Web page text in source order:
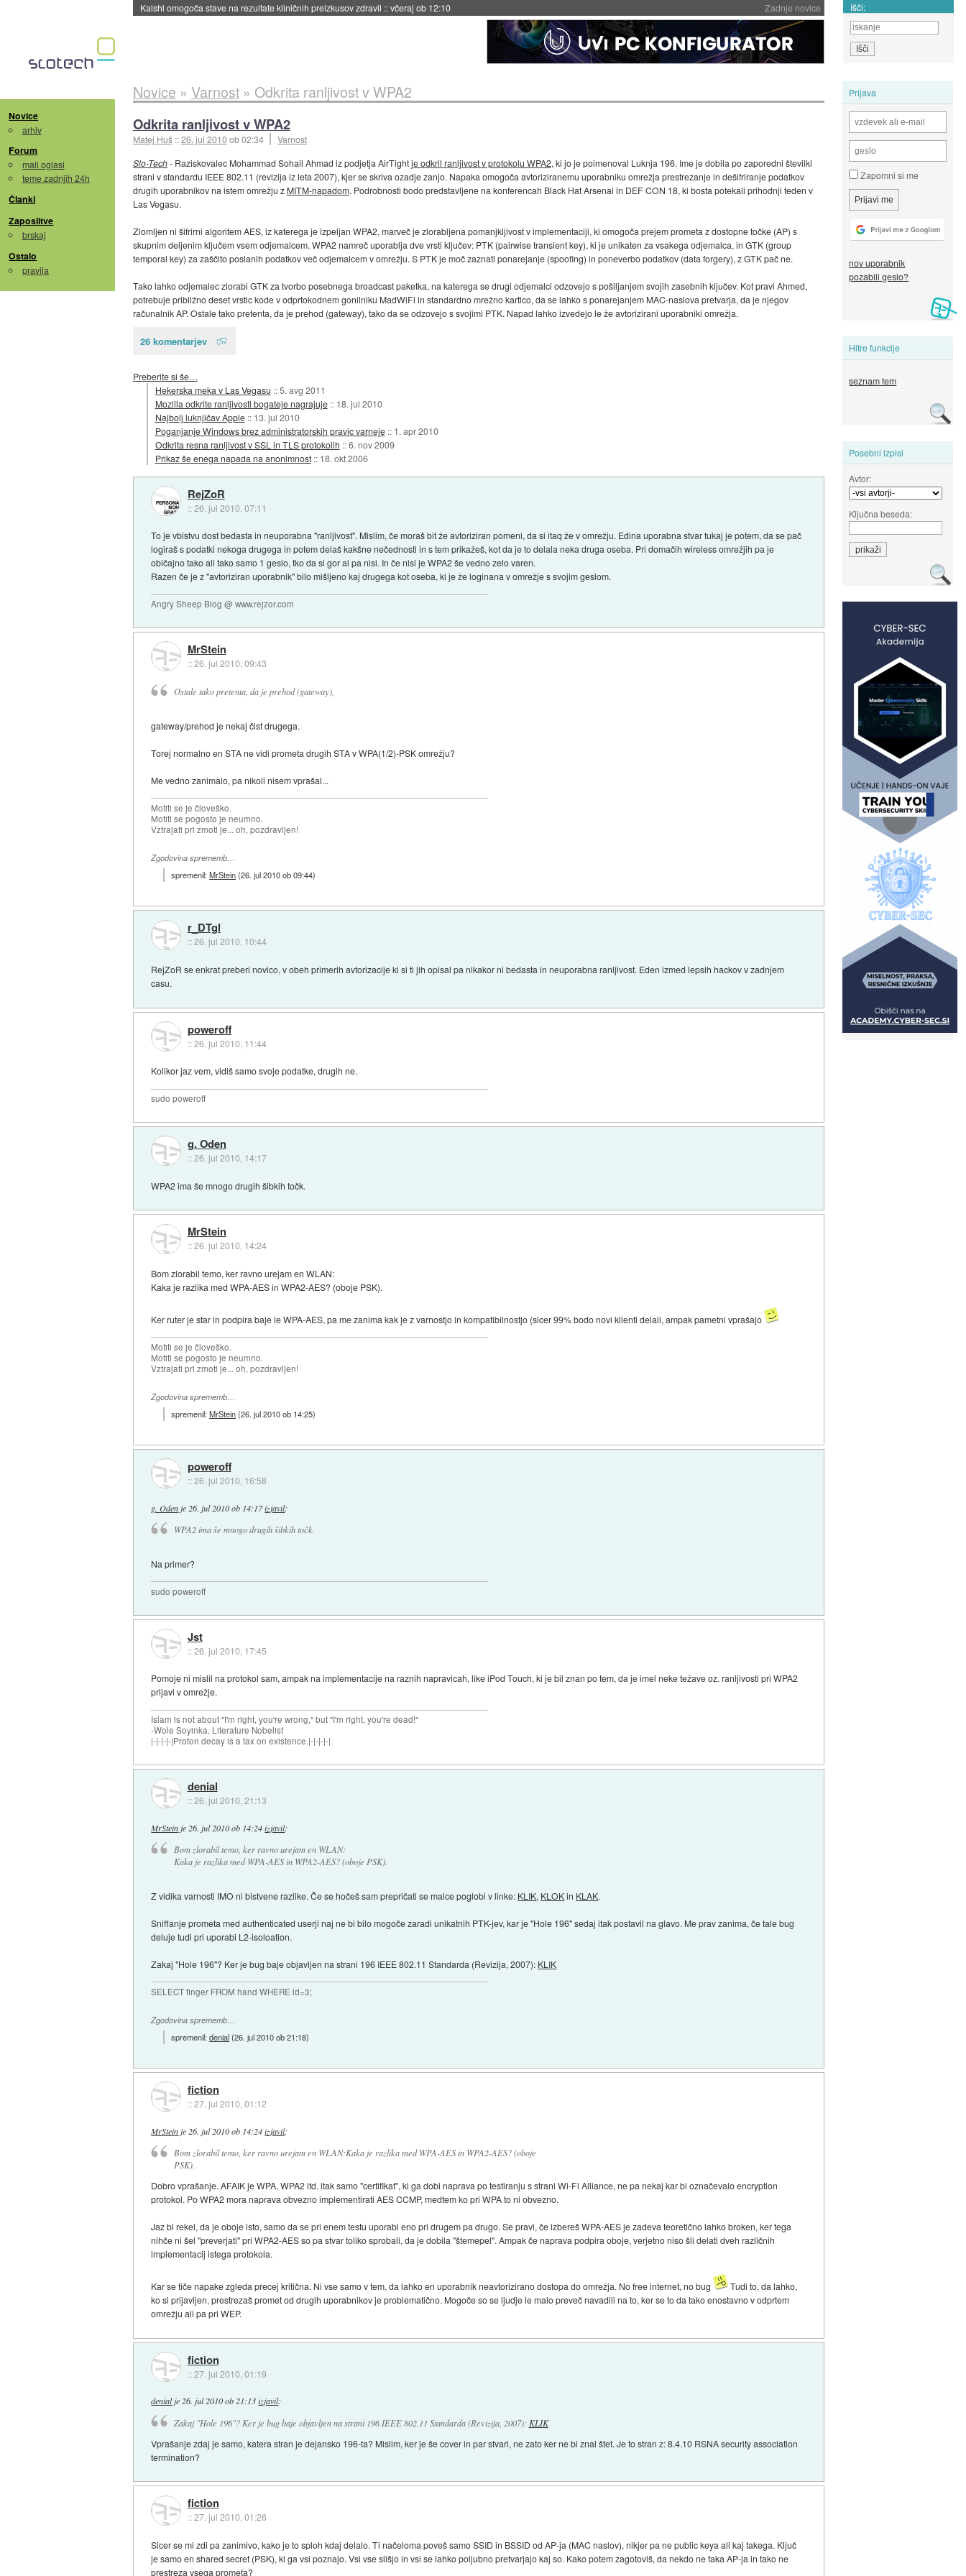
Zadnje novice
Sandisk že prodal več kot polovico SSD-jev za naslednji dve leti::včeraj ob 11:37 Išči:
Novice
arhiv
Forum
mali oglasi
teme zadnjih 24h
Članki
Zaposlitve
brskaj
Ostalo
pravila
Prijava
Zapomni si me
nov uporabnik
pozabili geslo?
Hitre funkcije
seznam tem
Posebni izpisi
Avtor:
Ključna beseda:
Novice » Varnost» Odkrita ranljivost v WPA2
Odkrita ranljivost v WPA2
Matej Huš ::26. jul 2010ob 02:34
Varnost
Slo-Tech- Raziskovalec Mohammad Sohail Ahmad iz podjetja AirTightje odkril ranljivost v protokolu WPA2, ki jo je poimenoval Luknja 196. Ime je dobila po zaporedni številki
strani v standardu IEEE 802.11 (revizija iz leta 2007), kjer se skriva ozadje zanjo. Napaka omogoča avtoriziranemu uporabniku omrežja prestrezanje in dešifriranje podatkov
drugih uporabnikov na istem omrežju z MITM-napadom. Podrobnosti bodo predstavljene na konferencah Black Hat Arsenal in DEF CON 18, ki bosta potekali prihodnji teden v
Las Vegasu.
Zlomljen ni šifrirni algoritem AES, iz katerega je izpeljan WPA2, marveč je zlorabljena pomanjkljivost v implementaciji, ki omogoča prejem prometa z dostopne točke (AP) s
skupnim deljenim ključem vsem odjemalcem. WPA2 namreč uporablja dve vrsti ključev: PTK (pairwise transient key), ki je unikaten za vsakega odjemalca, in GTK (group
temporal key) za zaščito poslanih podatkov več odjemalcem v omrežju. S PTK je moč zaznati ponarejanje (spoofing) in poneverbo podatkov (data forgery), z GTK pač ne.
Tako lahko odjemalec zlorabi GTK za tvorbo posebnega broadcast paketka, na katerega se drugi odjemalci odzovejo s pošiljanjem svojih zasebnih ključev. Kot pravi Ahmed,
potrebuje približno deset vrstic kode v odprtokodnem gonilniku MadWiFi in standardno mrežno kartico, da se lahko s ponarejanjem MAC-naslova pretvarja, da je njegov
računalnik AP. Ostale tako pretenta, da je prehod (gateway), tako da se odzovejo s svojimi PTK. Napad lahko izvedejo le že avtorizirani uporabniki omrežja.
26 komentarjev
Preberite si še…
Hekerska meka v Las Vegasu ::5. avg 2011
Mozilla odkrite ranljivosti bogateje nagrajuje :: 18. jul 2010
Najbolj luknjičav Apple :: 13. jul 2010
Poganjanje Windows brez administratorskih pravic varneje :: 1. apr 2010
Odkrita resna ranljivost v SSL in TLS protokolih ::6. nov 2009
Prikaz še enega napada na anonimnost :: 18. okt 2006
RejZoR
::26. jul 2010, 07:11
To je vbistvu dost bedasta in neuporabna "ranljivost". Mislim, če moraš bit že avtoriziran pomeni, da si itaq že v omrežju. Edina uporabna stvar tukaj je potem, da se pač
logiraš s podatki nekoga drugega in potem delaš kakšne nečednosti in s tem prikažeš, kot da je to delala neka druga oseba. Pri domačih wireless omrežjih pa je
običajno tako ali tako samo 1 geslo, tko da si gor al pa nisi. In če nisi je WPA2 še vedno zelo varen.
Razen če je z "avtoriziran uporabnik" bilo mišljeno kaj drugega kot oseba, ki je že loginana v omrežje s svojim geslom.
Angry Sheep Blog @ www.rejzor.com
MrStein
::26. jul 2010, 09:43
Ostale tako pretenta, da je prehod (gateway),
gateway/prehod je nekaj čist drugega.
Torej normalno en STA ne vidi prometa drugih STA v WPA(1/2)-PSK omrežju?
Me vedno zanimalo, pa nikoli nisem vprašal...
Motiti se je človeško.
Motiti se pogosto je neumno.
Vztrajati pri zmoti je... oh, pozdravljen!
Zgodovina sprememb…
spremenil:MrStein(26. jul 2010 ob 09:44)
r_DTgl
::26. jul 2010, 10:44
RejZoR se enkrat preberi novico, v obeh primerih avtorizacije ki si ti jih opisal pa nikakor ni bedasta in neuporabna ranljivost. Eden izmed lepsih hackov v zadnjem
casu.
poweroff
::26. jul 2010, 11:44
Kolikor jaz vem, vidiš samo svoje podatke, drugih ne.
sudo poweroff
g. Oden
::26. jul 2010, 14:17
WPA2 ima še mnogo drugih šibkih točk.
MrStein
::26. jul 2010, 14:24
Bom zlorabil temo, ker ravno urejam en WLAN:
Kaka je razlika med WPA-AES in WPA2-AES? (oboje PSK).
Ker ruter je star in podpira baje le WPA-AES, pa me zanima kak je z varnostjo in kompatibilnostjo (sicer 99% bodo novi klienti delali, ampak pametni vprašajo
Motiti se je človeško.
Motiti se pogosto je neumno.
Vztrajati pri zmoti je... oh, pozdravljen!
Zgodovina sprememb…
spremenil:MrStein(26. jul 2010 ob 14:25)
poweroff
::26. jul 2010, 16:58
g. Oden je 26. jul 2010 ob 14:17izjavil:
WPA2 ima še mnogo drugih šibkih točk.
Na primer?
sudo poweroff
Jst
::26. jul 2010, 17:45
Pomoje ni mislil na protokol sam, ampak na implementacije na raznih napravicah, like iPod Touch, ki je bil znan po tem, da je imel neke težave oz. ranljivosti pri WPA2
prijavi v omrežje.
Islam is not about "I'm right, you're wrong," but "I'm right, you're dead!"
-Wole Soyinka, Literature Nobelist
|-|-|-|-|Proton decay is a tax on existence.|-|-|-|-|
denial
::26. jul 2010, 21:13
MrStein je 26. jul 2010 ob 14:24 izjavil:
Bom zlorabil temo, ker ravno urejam en WLAN:
Kaka je razlika med WPA-AES in WPA2-AES? (oboje PSK).
Z vidika varnosti IMO ni bistvene razlike. Če se hočeš sam prepričati se malce poglobi v linke: KLIK, KLOKin KLAK.
Sniffanje prometa med authenticated userji naj ne bi bilo mogoče zaradi unikatnih PTK-jev, kar je "Hole 196" sedaj itak postavil na glavo. Me prav zanima, če tale bug
deluje tudi pri uporabi L2-isoloation.
Zakaj "Hole 196"? Ker je bug baje objavljen na strani 196 IEEE 802.11 Standarda (Revizija, 2007): KLIK
SELECT finger FROM hand WHERE id=3;
Zgodovina sprememb…
spremenil:denial(26. jul 2010 ob 21:18)
fiction
::27. jul 2010, 01:12
MrStein je 26. jul 2010 ob 14:24 izjavil:
Bom zlorabil temo, ker ravno urejam en WLAN:Kaka je razlika med WPA-AES in WPA2-AES? (oboje
PSK).
Dobro vprašanje. AFAIK je WPA, WPA2 itd. itak samo "certifikat", ki ga dobi naprava po testiranju s strani Wi-Fi Alliance, ne pa nekaj kar bi označevalo encryption
protokol. Po WPA2 mora naprava obvezno implementirati AES CCMP, medtem ko pri WPA to ni obvezno.
Jaz bi rekel, da je oboje isto, samo da se pri enem testu uporabi eno pri drugem pa drugo. Se pravi, če izbereš WPA-AES je zadeva teoretično lahko broken, ker tega
nihče ni šel "preverjati" pri WPA2-AES so pa stvar toliko sprobali, da je dobila "štemepel". Ampak če naprava podpira oboje, verjetno niso šli delati dveh različnih
implementacij istega protokola.
Kar se tiče napake zgleda precej kritična. Ni vse samo v tem, da lahko en uporabnik neavtorizirano dostopa do omrežja. No free internet, no bug
Tudi to, da lahko,
ko si prijavljen, prestrezaš promet od drugih uporabnikov je problematično. Mogoče so se ljudje le malo preveč navadili na to, ker se to da tako enostavno v odprtem
omrežju ali pa pri WEP.
fiction
::27. jul 2010, 01:19
denialje26. jul 2010 ob 21:13 izjavil:
Zakaj "Hole 196"? Ker je bug baje objavljen na strani 196 IEEE 802.11 Standarda (Revizija, 2007): KLIK
Vprašanje zdaj je samo, katera stran je dejansko 196-ta? Mislim, ker je še cover in par stvari, ne zato ker ne bi znal štet. Je to stran z: 8.4.10 RSNA security association
termination?
fiction
::27. jul 2010, 01:26
Sicer se mi zdi pa zanimivo, kako je to sploh kdaj delalo. Ti načeloma poveš samo SSID in BSSID od AP-ja (MAC naslov), nikjer pa ne public keya ali kaj takega. Ključ
je samo en shared secret (PSK), ki ga vsi poznajo. Vsi vse slišjo in vsi se lahko poljubno pretvarjajo kaj so. Kako potem zagotoviš, da nekdo ne faka AP-ja in tako ne
prestreza vsega prometa?